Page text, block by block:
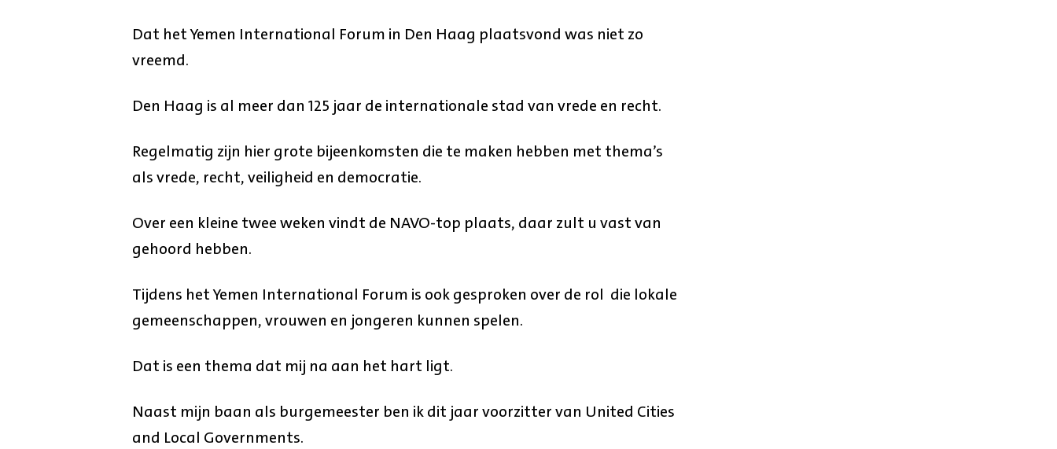
Dat het Yemen International Forum in Den Haag plaatsvond was niet zo
vreemd.
Den Haag is al meer dan 125 jaar de internationale stad van vrede en recht.
Regelmatig zijn hier grote bijeenkomsten die te maken hebben met thema’s
als vrede, recht, veiligheid en democratie.
Over een kleine twee weken vindt de NAVO-top plaats, daar zult u vast van
gehoord hebben.
Tijdens het Yemen International Forum is ook gesproken over de rol die lokale
gemeenschappen, vrouwen en jongeren kunnen spelen.
Dat is een thema dat mij na aan het hart ligt.
Naast mijn baan als burgemeester ben ik dit jaar voorzitter van United Cities
and Local Governments.